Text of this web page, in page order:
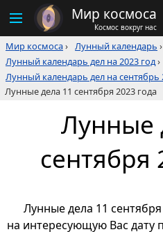
Мир космоса
Космос вокруг нас
Мир космоса› Лунный календарь ›
Лунный календарь дел на 2023 год›
Лунный календарь дел на сентябрь
Лунные дела 11 сентября 2023 года
Лунные
сентября
Лунные дела 11
на интересующую Вас дату